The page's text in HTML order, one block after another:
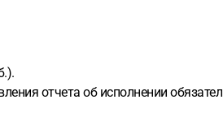
отчета об исполнении